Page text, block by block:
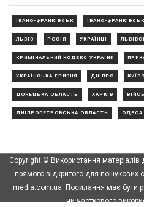
ІВАНО-ФРАНКІВСЬК ІВАНО-
ЛЬВІВ РОСІЯ УКРАЇНЦІ
КРИМІНАЛЬНИЙ КОДЕКС УКРАЇНИ
УКРАЇНСЬКА ГРИВНЯ ДНІПРО
ДОНЕЦЬКА ОБЛАСТЬ ХАРКІВ
ДНІПРОПЕТРОВСЬКА ОБЛАСТЬ ОДЕСА
Copyright © Використання
прямого відкритого для пошукових
media.com.ua. Посилання має бути
чи часткового